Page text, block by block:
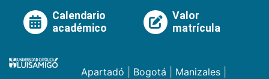
Calendario
académico
Valor
matrícula
Apartadó Bogotá Manizales